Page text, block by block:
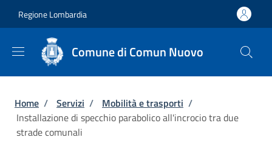
Regione Lombardia
Comune di Comun Nuovo
Briciole di pane
Home / Servizi / Mobilità e trasporti /
Installazione di specchio parabolico all'incrocio tra due
strade comunali